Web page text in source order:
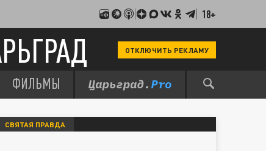
18+
ОТКЛЮЧИТЬ РЕКЛАМУ
ФИЛЬМЫ
СВЯТАЯ ПРАВДА